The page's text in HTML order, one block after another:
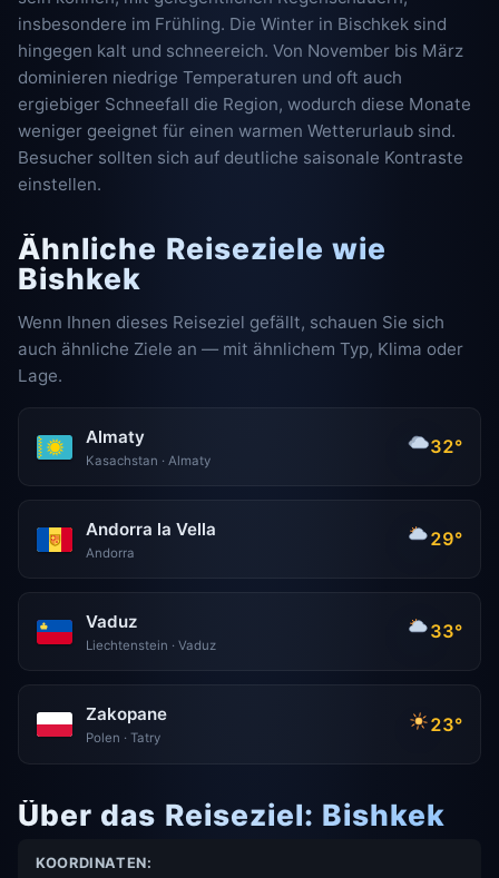
insbesondere im Frühling. Die Winter in Bischkek sind
hingegen kalt und schneereich. Von November bis März
dominieren niedrige Temperaturen und oft auch
ergiebiger Schneefall die Region, wodurch diese Monate
weniger geeignet für einen warmen Wetterurlaub sind.
Besucher sollten sich auf deutliche saisonale Kontraste
einstellen.
Ähnliche Reiseziele wie
Bishkek
Wenn Ihnen dieses Reiseziel gefällt, schauen Sie sich
auch ähnliche Ziele an — mit ähnlichem Typ, Klima oder
Lage.
Almaty
Kasachstan · Almaty
32°
Andorra la Vella
Andorra
29°
Vaduz
Liechtenstein · Vaduz
33°
Zakopane
Polen · Tatry
23°
Über das Reiseziel: Bishkek
KOORDINATEN: